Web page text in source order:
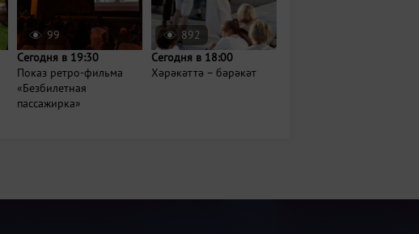
99
Сегодня в 19:30
Показ ретро-фильма
«Безбилетная
пассажирка»
892
Сегодня в 18:00
Хәрәкәттә – бәрәкәт